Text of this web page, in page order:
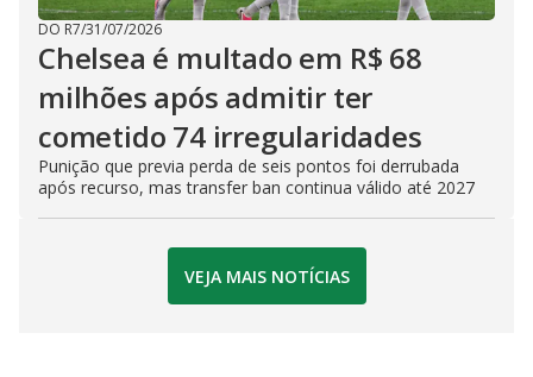
DO R7/31/07/2026
Chelsea é multado em R$ 68
milhões após admitir ter
cometido 74 irregularidades
Punição que previa perda de seis pontos foi derrubada
após recurso, mas transfer ban continua válido até 2027
VEJA MAIS NOTÍCIAS